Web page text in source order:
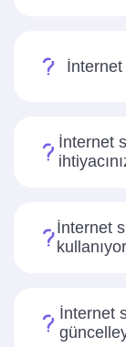
İnternet
İnternet
İnternet
İnternet